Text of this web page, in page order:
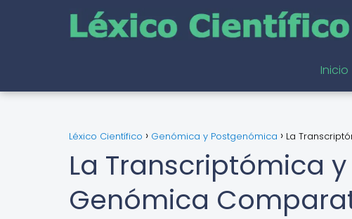
Inicio
Léxico Científico Genómica y Postgenómica La
La Transcriptómica
Genómica